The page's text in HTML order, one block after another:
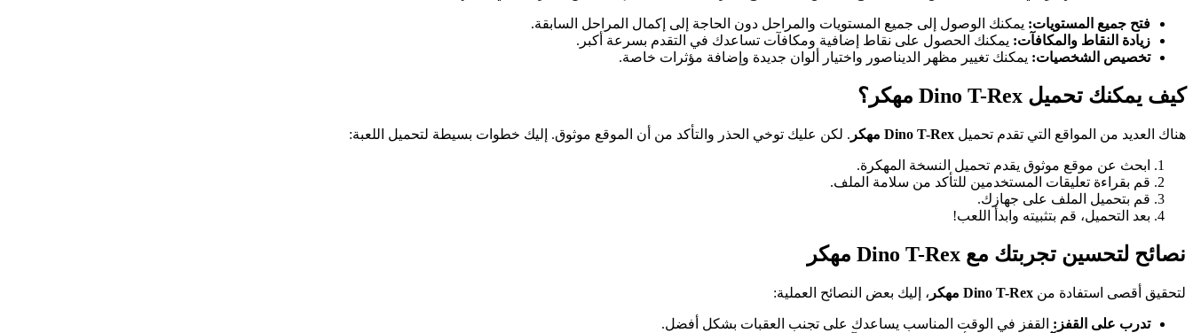
فتح جميع المستويات: يمكنك الوصول إلى جميع المستويات والمراحل دون الحاجة إلى إكمال المراحل السابقة.
زيادة النقاط والمكافآت: يمكنك الحصول على نقاط إضافية ومكافآت تساعدك في التقدم بسرعة أكبر.
تخصيص الشخصيات: يمكنك تغيير مظهر الديناصور واختيار ألوان جديدة وإضافة مؤثرات خاصة.
كيف يمكنك تحميل Dino T-Rex مهكر؟
هناك العديد من المواقع التي تقدم تحميل Dino T-Rex مهكر . لكن عليك توخي الحذر والتأكد من أن الموقع موثوق. إليك خطوات بسيطة لتحميل اللعبة:
ابحث عن موقع موثوق يقدم تحميل النسخة المهكرة.
قم بقراءة تعليقات المستخدمين للتأكد من سلامة الملف.
قم بتحميل الملف على جهازك.
بعد التحميل، قم بتثبيته وابدأ اللعب!
نصائح لتحسين تجربتك مع Dino T-Rex مهكر
لتحقيق أقصى استفادة من Dino T-Rex مهكر ، إليك بعض النصائح العملية:
تدرب على القفز: القفز في الوقت المناسب يساعدك على تجنب العقبات بشكل أفضل.